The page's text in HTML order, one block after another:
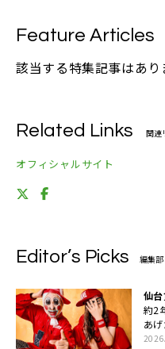
Feature Articles
該当する特集記事はあり
Related Links 関連
オフィシャルサイト
Editor’s Picks 編集
仙
約2
あげ